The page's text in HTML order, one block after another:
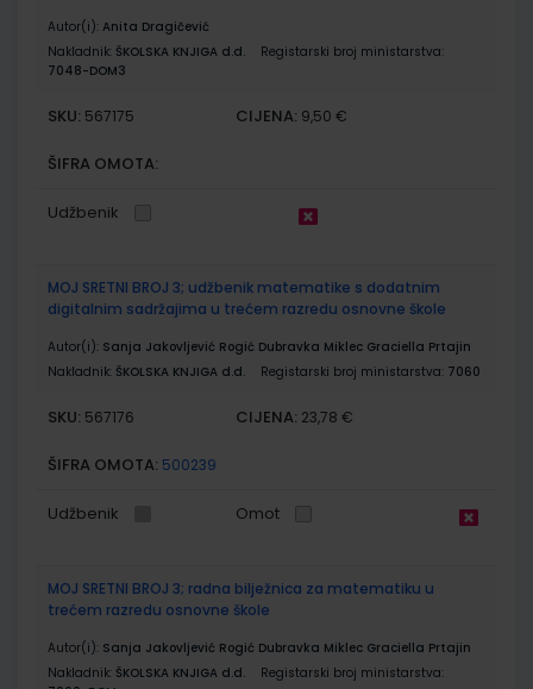
Autor(i): Anita Dragičević
Nakladnik: ŠKOLSKA KNJIGA d.d.
Registarski broj ministarstva:
7048-DOM3
SKU: 567175 CIJENA: 9,50 €
ŠIFRA OMOTA:
Udžbenik
MOJ SRETNI BROJ 3; udžbenik matematike s dodatnim
digitalnim sadržajima u trećem razredu osnovne škole
Autor(i): Sanja Jakovljević Rogić Dubravka Miklec Graciella Prtajin
Nakladnik: ŠKOLSKA KNJIGA d.d. Registarski broj ministarstva: 7060
SKU: 567176 CIJENA: 23,78 €
ŠIFRA OMOTA: 500239
Udžbenik Omot
MOJ SRETNI BROJ 3; radna bilježnica za matematiku u
trećem razredu osnovne škole
Autor(i): Sanja Jakovljević Rogić Dubravka Miklec Graciella Prtajin
Nakladnik: ŠKOLSKA KNJIGA d.d.
Registarski broj ministarstva: